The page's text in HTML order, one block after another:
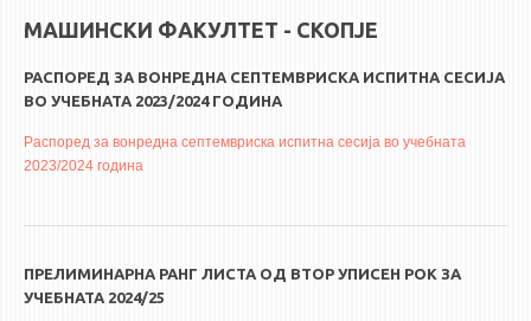
МАШИНСКИ ФАКУЛТЕТ - СКОПЈЕ
РАСПОРЕД ЗА ВОНРЕДНА СЕПТЕМВРИСКА ИСПИТНА СЕСИЈА
ВО УЧЕБНАТА 2023/2024 ГОДИНА
Распоред за вонредна септемвриска испитна сесија во учебната
2023/2024 година
ПРЕЛИМИНАРНА РАНГ ЛИСТА ОД ВТОР УПИСЕН РОК ЗА
УЧЕБНАТА 2024/25